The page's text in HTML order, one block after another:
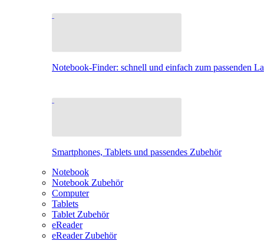
Notebook-Finder: schnell und einfach zum passenden
Smartphones, Tablets und passendes Zubehör
Notebook
Notebook Zubehör
Computer
Tablets
Tablet Zubehör
eReader
eReader Zubehör